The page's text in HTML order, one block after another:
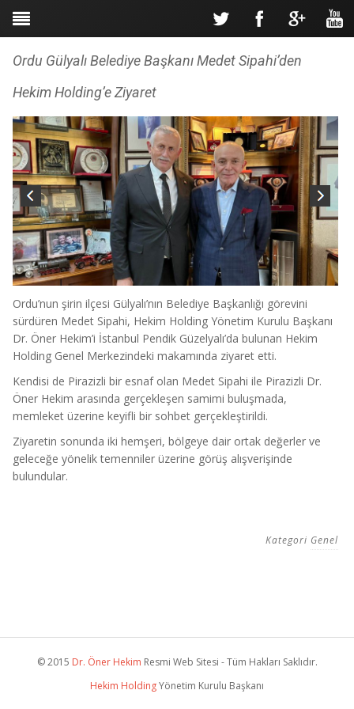
Ordu Gülyalı Belediye Başkanı Medet Sipahi’den
Hekim Holding’e Ziyaret
Ordu’nun şirin ilçesi Gülyalı’nın Belediye Başkanlığı görevini
sürdüren Medet Sipahi, Hekim Holding Yönetim Kurulu Başkanı
Dr. Öner Hekim’i İstanbul Pendik Güzelyalı’da bulunan Hekim
Holding Genel Merkezindeki makamında ziyaret etti.
Kendisi de Pirazizli bir esnaf olan Medet Sipahi ile Pirazizli Dr.
Öner Hekim arasında gerçekleşen samimi buluşmada,
memleket üzerine keyifli bir sohbet gerçekleştirildi.
Ziyaretin sonunda iki hemşeri, bölgeye dair ortak değerler ve
geleceğe yönelik temenniler üzerine görüş alışverişinde
bulundular.
Kategori Genel
© 2015 Dr. Öner Hekim Resmi Web Sitesi - Tüm Hakları Saklıdır.
Hekim HoldingYönetim Kurulu Başkanı